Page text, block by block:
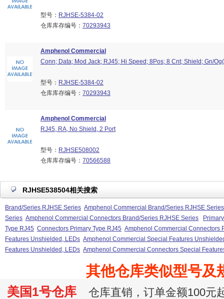
型号： RJHSE-5384-02
仓库库存编号： 70293943
Amphenol Commercial
Conn; Data; Mod Jack; RJ45; Hi Speed; 8Pos; 8 Cnt; Shield; Gn/
型号： RJHSE-5384-02
仓库库存编号： 70293943
Amphenol Commercial
RJ45, RA, No Shield, 2 Port
型号： RJHSE508002
仓库库存编号： 70566588
RJHSE538504相关搜索
Brand/Series RJHSE Series Amphenol Commercial Brand/Series RJHSE Series
Series Amphenol Commercial Connectors Brand/Series RJHSE Series
Type RJ45 Connectors Primary Type RJ45 Amphenol Commercial Connectors
Features Unshielded, LEDs Amphenol Commercial Special Features
Features Unshielded, LEDs Amphenol Commercial Connectors Special
其他仓库类似型号及
美国1号仓库 仓库直销，订单金额100元